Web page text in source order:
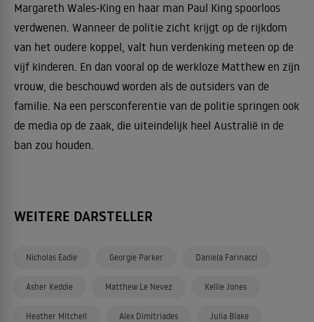
Margareth Wales-King en haar man Paul King spoorloos
verdwenen. Wanneer de politie zicht krijgt op de rijkdom
van het oudere koppel, valt hun verdenking meteen op de
vijf kinderen. En dan vooral op de werkloze Matthew en zijn
vrouw, die beschouwd worden als de outsiders van de
familie. Na een persconferentie van de politie springen ook
de media op de zaak, die uiteindelijk heel Australië in de
ban zou houden.
WEITERE DARSTELLER
Nicholas Eadie Georgie Parker Daniela Farinacci
Asher Keddie Matthew Le Nevez Kellie Jones
Heather Mitchell Alex Dimitriades Julia Blake